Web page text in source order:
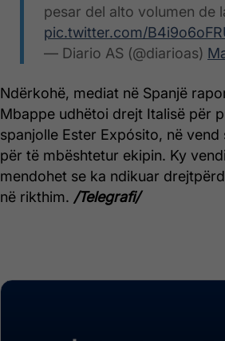
pesar del alto volumen de
pic.twitter.com/
— Diario AS (@diarioas)
Ndërkohë, mediat në Spanjë
Mbappe udhëtoi drejt Italisë për
spanjolle Ester Expósito, në
për të mbështetur ekipin. Ky
mendohet se ka ndikuar
në rikthim. /Telegrafi/